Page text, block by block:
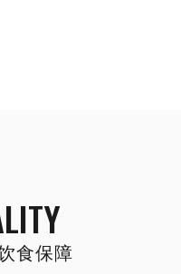
食保障